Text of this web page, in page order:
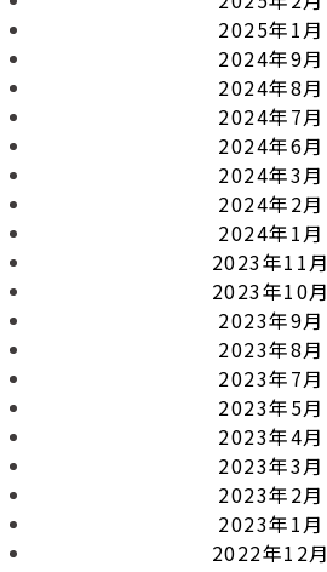
2025年1月
2024年9月
2024年8月
2024年7月
2024年6月
2024年3月
2024年2月
2024年1月
2023年11月
2023年10月
2023年9月
2023年8月
2023年7月
2023年5月
2023年4月
2023年3月
2023年2月
2023年1月
2022年12月